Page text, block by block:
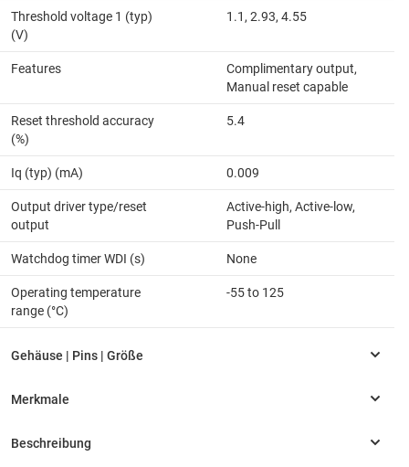
Threshold voltage 1 (typ)
(V)
1.1, 2.93, 4.55
Features
Complimentary output,
Manual reset capable
Reset threshold accuracy
(%)
5.4
Iq (typ) (mA) 0.009
Output driver type/reset
output
Active-high, Active-low,
Push-Pull
Watchdog timer WDI (s) None
Operating temperature
range (°C)
-55 to 125